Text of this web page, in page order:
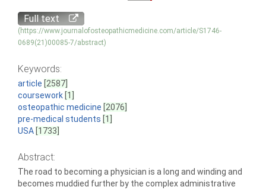
Full text
(https://www.journalofosteopathicmedicine.com/article/S1746-
0689(21)00085-7/abstract)
Keywords:
article [2587]
coursework [1]
osteopathic medicine [2076]
pre-medical students [1]
USA [1733]
Abstract:
The road to becoming a physician is a long and winding and
becomes muddied further by the complex administrative